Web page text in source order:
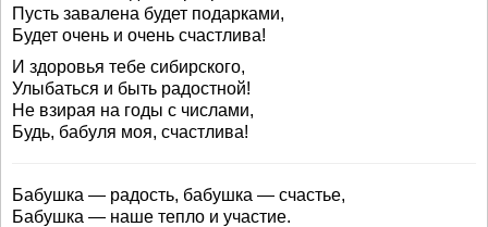
Пусть завалена будет подарками,
Будет очень и очень счастлива!
И здоровья тебе сибирского,
Улыбаться и быть радостной!
Не взирая на годы с числами,
Будь, бабуля моя, счастлива!
Бабушка — радость, бабушка — счастье,
Бабушка — наше тепло и участие.